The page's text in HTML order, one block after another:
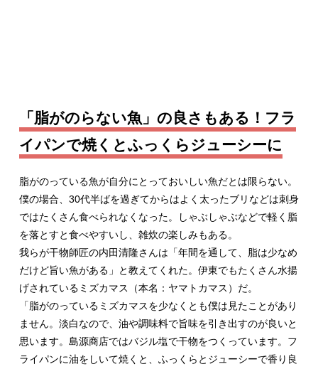
「脂がのらない魚」の良さもある！フラ
イパンで焼くとふっくらジューシーに
脂がのっている魚が自分にとっておいしい魚だとは限らない。
僕の場合、30代半ばを過ぎてからはよく太ったブリなどは刺身
ではたくさん食べられなくなった。しゃぶしゃぶなどで軽く脂
を落とすと食べやすいし、雑炊の楽しみもある。
我らが干物師匠の内田清隆さんは「年間を通して、脂は少なめ
だけど旨い魚がある」と教えてくれた。伊東でもたくさん水揚
げされているミズカマス（本名：ヤマトカマス）だ。
「脂がのっているミズカマスを少なくとも僕は見たことがあり
ません。淡白なので、油や調味料で旨味を引き出すのが良いと
思います。島源商店ではバジル塩で干物をつくっています。フ
ライパンに油をしいて焼くと、ふっくらとジューシーで香り良